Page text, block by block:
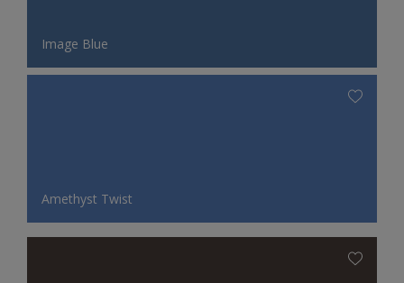
Image Blue
Amethyst Twist